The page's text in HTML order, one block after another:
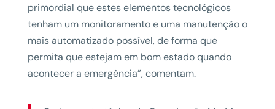
primordial que estes elementos tecnológicos
tenham um monitoramento e uma manutenção o
mais automatizado possível, de forma que
permita que estejam em bom estado quando
acontecer a emergência”, comentam.